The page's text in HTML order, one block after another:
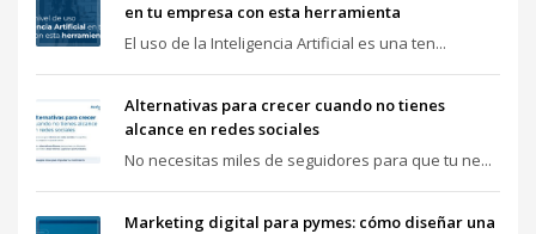
en tu empresa con esta herramienta
El uso de la Inteligencia Artificial es una ten...
Alternativas para crecer cuando no tienes
alcance en redes sociales
No necesitas miles de seguidores para que tu ne...
Marketing digital para pymes: cómo diseñar una